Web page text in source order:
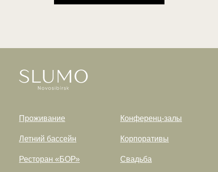
Проживание
Ресторан «БОР»
Летний бассейн
Конференц-залы
Корпоративы
Свадьба